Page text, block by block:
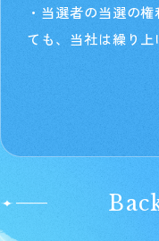
・当選者の当選の
ても、当社は繰り上